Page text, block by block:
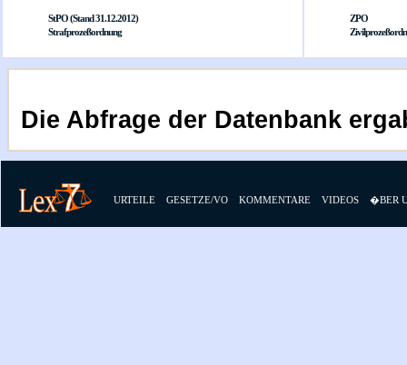
StPO (Stand 31.12.2012)
Strafprozeßordnung
ZPO
Die Abfrage der Datenbank
URTEILE GESETZE/VO KOMMENTARE VIDEOS �BER